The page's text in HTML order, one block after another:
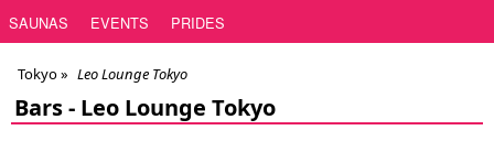
SAUNAS
EVENTS PRIDES
Tokyo» Leo Lounge Tokyo
Bars - Leo Lounge Tokyo